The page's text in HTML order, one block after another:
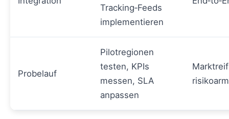
Tracking‑Feeds
implementieren
Probelauf
Pilotregionen
testen, KPIs
messen, SLA
anpassen